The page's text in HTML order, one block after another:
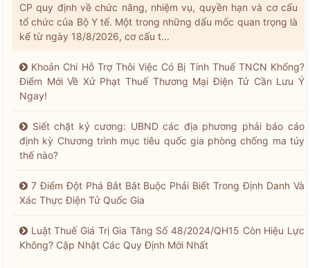
CP quy định về chức năng, nhiệm vụ, quyền hạn và cơ cấu
tổ chức của Bộ Y tế. Một trong những dấu mốc quan trọng là
kể từ ngày 18/8/2026, cơ cấu t...
Khoản Chi Hỗ Trợ Thôi Việc Có Bị Tính Thuế TNCN Khống?
Điểm Mới Về Xử Phạt Thuế Thương Mại Điện Tử Cần Lưu Ý
Ngay!
Siết chặt kỷ cương: UBND các địa phương phải báo cáo
định kỳ Chương trình mục tiêu quốc gia phòng chống ma túy
thế nào?
7 Điểm Đột Phá Bắt Bắt Buộc Phải Biết Trong Định Danh Và
Xác Thực Điện Tử Quốc Gia
Luật Thuế Giá Trị Gia Tăng Số 48/2024/QH15 Còn Hiệu Lực
Không? Cập Nhật Các Quy Định Mới Nhất